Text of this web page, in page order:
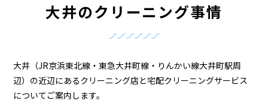
大井のクリーニング事情
大井（JR京浜東北線・東急大井町線・りんかい線大井町駅周
辺）の近辺にあるクリーニング店と宅配クリーニングサービス
についてご案内します。